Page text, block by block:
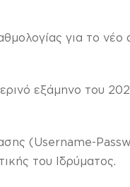
για το
εξάμηνο του
(Username-
του Ιδρύματος.